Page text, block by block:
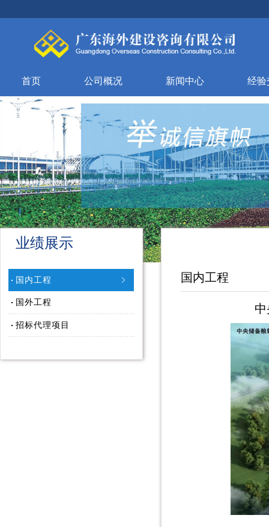
首页 公司概况 新闻中心 经验
业绩展示
国内工程
国外工程
招标代理项目
国内工程